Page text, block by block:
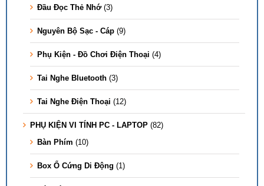
Đầu Đọc Thẻ Nhớ (3)
Nguyên Bộ Sạc - Cáp (9)
Phụ Kiện - Đồ Chơi Điện Thoại (4)
Tai Nghe Bluetooth (3)
Tai Nghe Điện Thoại (12)
PHỤ KIỆN VI TÍNH PC - LAPTOP (82)
Bàn Phím (10)
Box Ổ Cứng Di Động (1)